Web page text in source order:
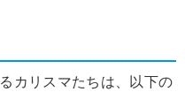
カリスマたちは、以下の